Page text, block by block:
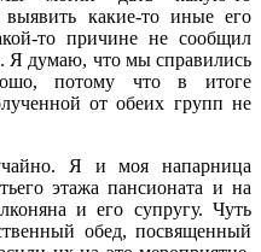
какие-то иные его
то причине не сообщил
Я думаю, что мы справились
потому что в итоге
от обеих групп не
Я и моя напарница
этажа пансионата и на
и его супругу. Чуть
обед, посвященный